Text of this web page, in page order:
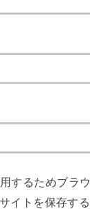
するためブラ
イトを保存する